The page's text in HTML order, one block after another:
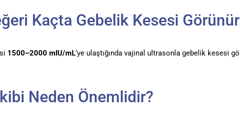
Kaçta Gebelik Kesesi
1500–2000 mIU/mL‘ye ulaştığında vajinal ultrasonla gebelik kesesi
Neden Önemlidir?